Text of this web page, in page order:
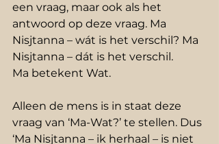
een vraag, maar ook als het
antwoord op deze vraag. Ma
Nisjtanna – wát is het verschil? Ma
Nisjtanna – dát is het verschil.
Ma betekent Wat.
Alleen de mens is in staat deze
vraag van ‘Ma-Wat?’ te stellen. Dus
‘Ma Nisjtanna – ik herhaal – is niet